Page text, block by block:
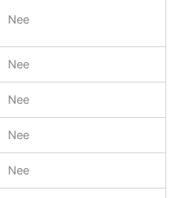
Nee
Nee
Nee
Nee
Nee